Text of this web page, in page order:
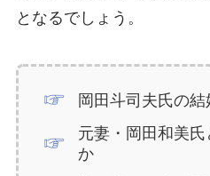
となるでしょう。
岡田斗司夫氏の
元妻・岡田和美
か